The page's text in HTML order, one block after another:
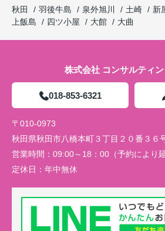
秋田
羽後牛島 泉外旭川 土崎 新
上飯島
四ツ小屋 大館 大曲
株式会社 コンサルティ
018-853-6321
〒010-0973
秋田県秋田市八橋本町３丁目２０番３６
営業時間： 09:00～18：00（予約により
定休日： 年中無休